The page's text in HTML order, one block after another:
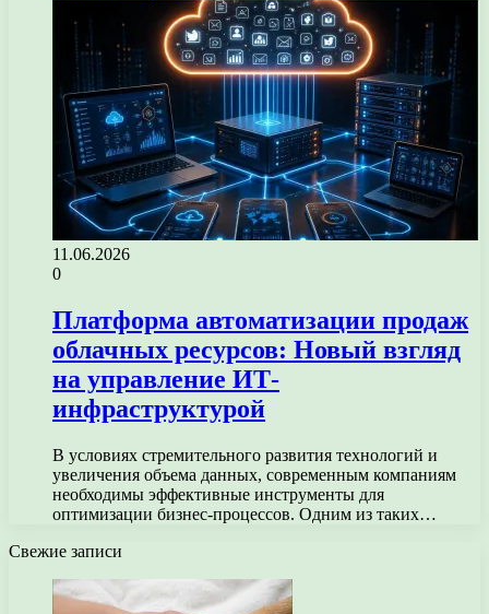
11.06.2026
0
Платформа автоматизации продаж
облачных ресурсов: Новый взгляд
на управление ИТ-
инфраструктурой
В условиях стремительного развития технологий и
увеличения объема данных, современным компаниям
необходимы эффективные инструменты для
оптимизации бизнес-процессов. Одним из таких…
Свежие записи